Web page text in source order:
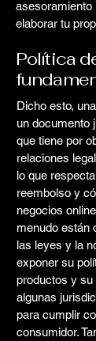
asesoramiento
elaborar tu
Política
Dicho esto,
un documento
que tiene por
relaciones
lo que
reembolso y
negocios
menudo están
las leyes y la
exponer su
productos y su
algunas
para cumplir
consumidor.